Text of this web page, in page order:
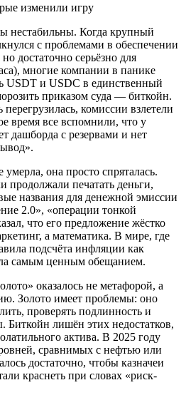
изменили игру
нестабильны. Когда крупный
с проблемами в обеспечении
достаточно серьёзно для
многие компании в панике
USDT и USDC в единственный
приказом суда — биткойн.
комиссии взлетели
время все вспомнили, что у
дашборда с резервами и нет
она просто спряталась.
продолжали печатать деньги,
названия для денежной эмиссии
2.0», «операции тонкой
что его предложение жёстко
а математика. В мире, где
подсчёта инфляции как
самым ценным обещанием.
оказалось не метафорой, а
Золото имеет проблемы: оно
проверять подлинность и
Биткойн лишён этих недостатков,
актива. В 2025 году
сравнимых с нефтью или
достаточно, чтобы казначеи
краснеть при словах «риск-